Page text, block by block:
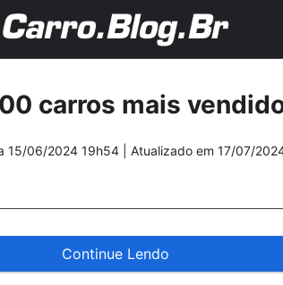
carros mais
15/06/2024 19h54 | Atualizado em 17/07/
Continue Lendo